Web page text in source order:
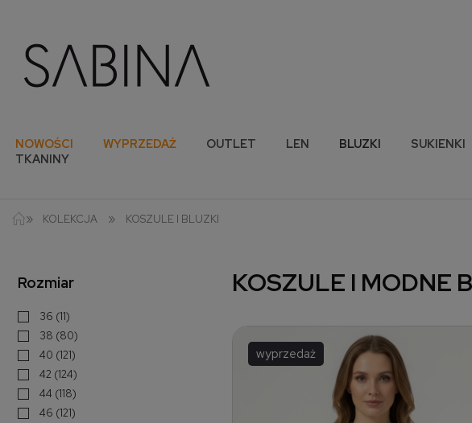
NOWOŚCI WYPRZEDAŻ OUTLET LEN BLUZKI SUKIENKI
TKANINY
» KOLEKCJA » KOSZULE I BLUZKI
Rozmiar
36 (11)
38 (80)
40 (121)
42 (124)
44 (118)
46 (121)
KOSZULE I MODNE
wyprzedaż